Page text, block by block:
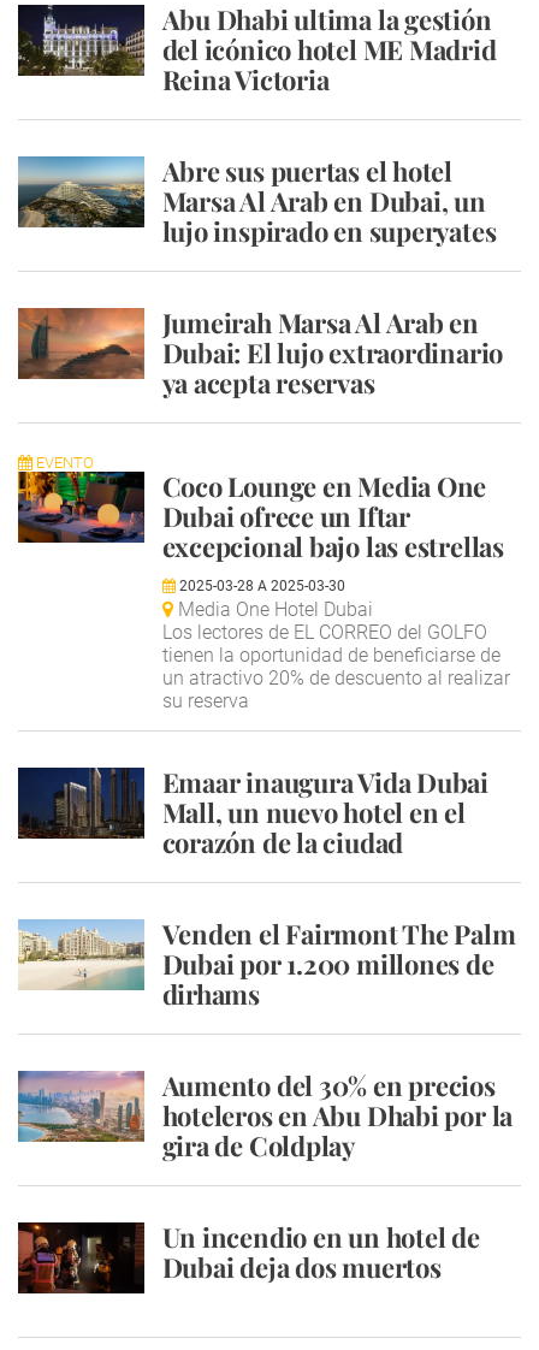
Abu Dhabi ultima la gestión
del icónico hotel ME Madrid
Reina Victoria
Abre sus puertas el hotel
Marsa Al Arab en Dubai, un
lujo inspirado en superyates
Jumeirah Marsa Al Arab en
Dubai: El lujo extraordinario
ya acepta reservas
EVENTO
Coco Lounge en Media One
Dubai ofrece un Iftar
excepcional bajo las estrellas
2025-03-28 A 2025-03-30
Media One Hotel Dubai
Los lectores de EL CORREO del GOLFO
tienen la oportunidad de beneficiarse de
un atractivo 20% de descuento al realizar
su reserva
Emaar inaugura Vida Dubai
Mall, un nuevo hotel en el
corazón de la ciudad
Venden el Fairmont The Palm
Dubai por 1.200 millones de
dirhams
Aumento del 30% en precios
hoteleros en Abu Dhabi por la
gira de Coldplay
Un incendio en un hotel de
Dubai deja dos muertos